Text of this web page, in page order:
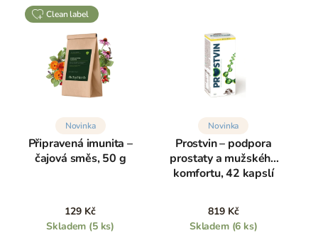
clean label
Novinka
Připravená imunita –
čajová směs, 50 g
129 Kč
Skladem (5 ks)
Novinka
Prostvin – podpora
prostaty a mužského
komfortu, 42 kapslí
819 Kč
Skladem (6 ks)